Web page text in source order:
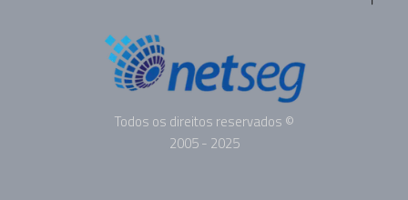
Todos os direitos reservados ©
2005 - 2025